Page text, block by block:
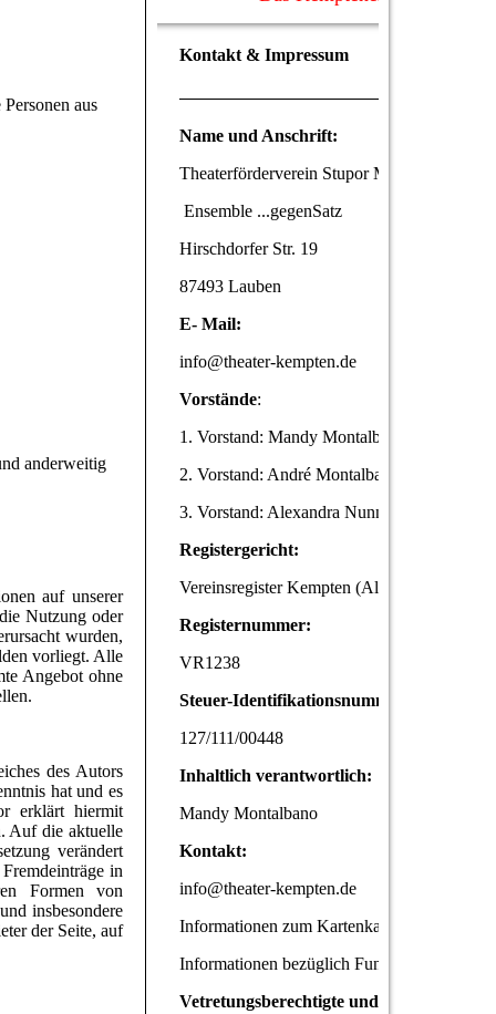
aus
anderweitig
auf unserer
Nutzung oder
wurden,
vorliegt. Alle
Angebot ohne
des Autors
hat und es
erklärt hiermit
Auf die aktuelle
verändert
in
Formen von
insbesondere
der Seite, auf
Kontakt & Impressum
Name und Anschrift:
Theaterförderverein Stupor Mundi e.V.
Ensemble ...gegenSatz
Hirschdorfer Str. 19
87493 Lauben
E- Mail:
info@theater-kempten.de
Vorstände:
1. Vorstand: Mandy Montalbano
2. Vorstand: André Montalbano
3. Vorstand: Alexandra Nunner
Registergericht:
Vereinsregister Kempten (Allgäu)
Registernummer:
VR1238
Steuer-Identifikationsnummer:
127/111/00448
Inhaltlich verantwortlich:
Mandy Montalbano
Kontakt:
info@theater-kempten.de
Informationen zum Kartenkauf,
Informationen bezüglich Fundsachen
Vetretungsberechtigte und besondere